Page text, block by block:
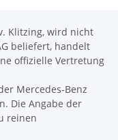
Klitzing, wird nicht
beliefert, handelt
offizielle Vertretung
Mercedes-Benz
Die Angabe der
reinen